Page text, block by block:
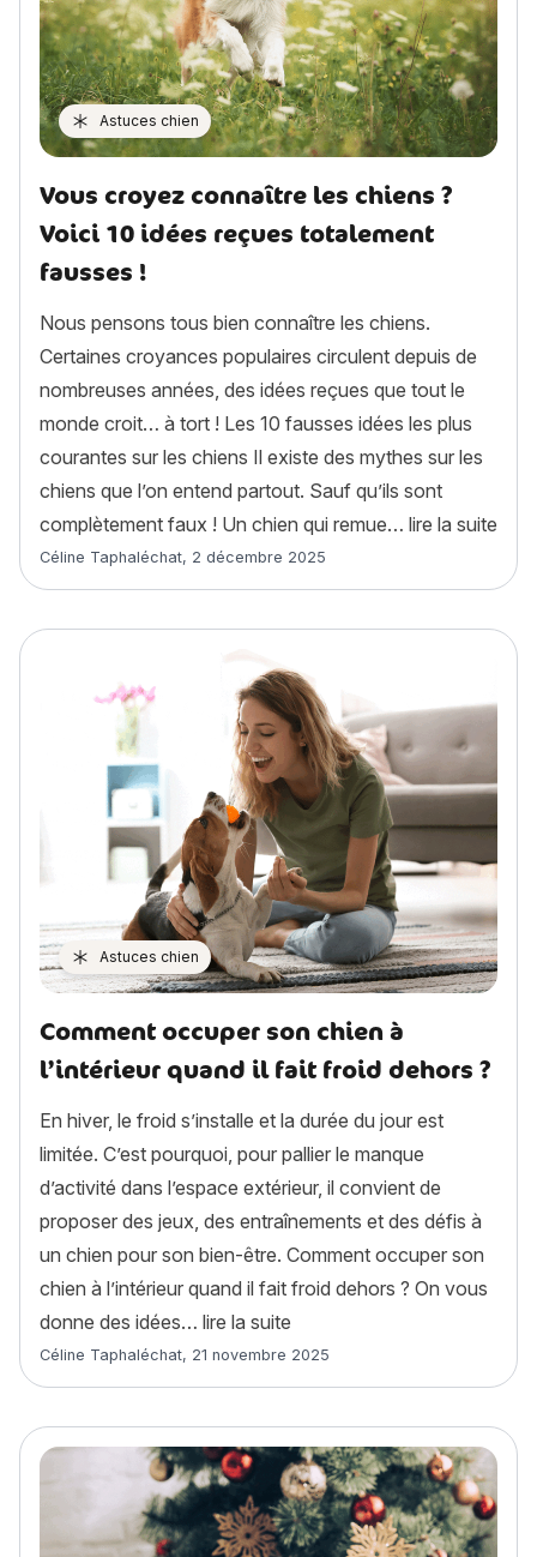
Astuces chien
Vous croyez connaître les chiens ?
Voici 10 idées reçues totalement
fausses !
Nous pensons tous bien connaître les chiens.
Certaines croyances populaires circulent depuis de
nombreuses années, des idées reçues que tout le
monde croit… à tort ! Les 10 fausses idées les plus
courantes sur les chiens Il existe des mythes sur les
chiens que l’on entend partout. Sauf qu’ils sont
complètement faux ! Un chien qui remue… lire la suite
Article rédigé par
Céline Taphaléchat, 2 décembre 2025
Astuces chien
Comment occuper son chien à
l’intérieur quand il fait froid dehors ?
En hiver, le froid s’installe et la durée du jour est
limitée. C’est pourquoi, pour pallier le manque
d’activité dans l’espace extérieur, il convient de
proposer des jeux, des entraînements et des défis à
un chien pour son bien-être. Comment occuper son
chien à l’intérieur quand il fait froid dehors ? On vous
donne des idées… lire la suite
Article rédigé par
Céline Taphaléchat, 21 novembre 2025